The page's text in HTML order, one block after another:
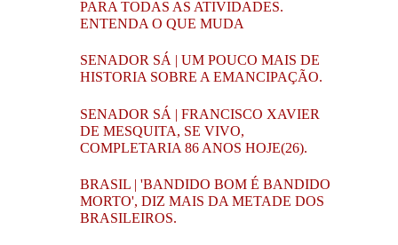
PARA TODAS AS ATIVIDADES.
ENTENDA O QUE MUDA
SENADOR SÁ | UM POUCO MAIS DE
HISTORIA SOBRE A EMANCIPAÇÃO.
SENADOR SÁ | FRANCISCO XAVIER
DE MESQUITA, SE VIVO,
COMPLETARIA 86 ANOS HOJE(26).
BRASIL | 'BANDIDO BOM É BANDIDO
MORTO', DIZ MAIS DA METADE DOS
BRASILEIROS.